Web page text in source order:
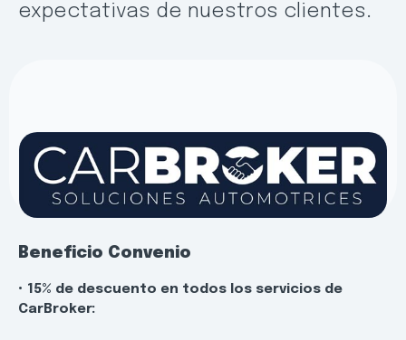
expectativas de nuestros clientes.
Beneficio Convenio
• 15% de descuento en todos los servicios de
CarBroker: